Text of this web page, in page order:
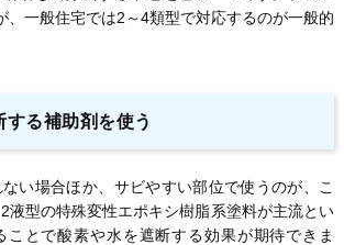
、一般住宅では2～4類型で対応するのが一般的
する補助剤を使う
い場合ほか、サビやすい部位で使うのが、こ
液型の特殊変性エポキシ樹脂系塗料が主流とい
ことで酸素や水を遮断する効果が期待できま